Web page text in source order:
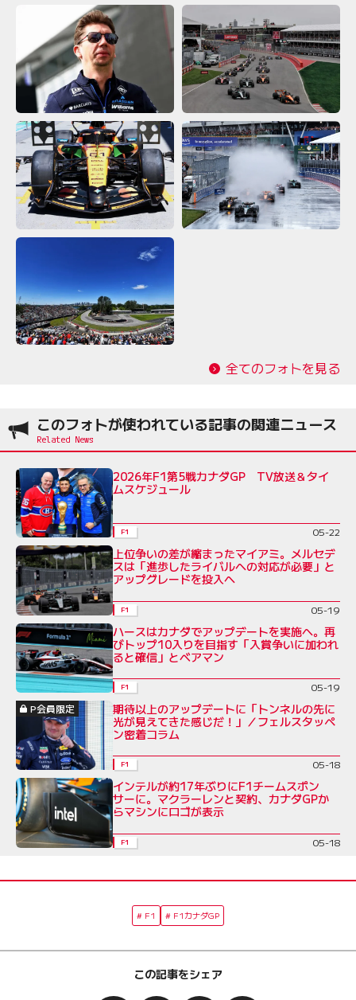
全てのフォトを見る
このフォトが使われている記事の関連ニュース
2026年F1第5戦カナダGP TV放送＆タイ
ムスケジュール
F1 05-22
上位争いの差が縮まったマイアミ。メルセデ
スは「進歩したライバルへの対応が必要」と
アップグレードを投入へ
F1 05-19
ハースはカナダでアップデートを実施へ。再
びトップ10入りを目指す「入賞争いに加われ
ると確信」とベアマン
F1
05-19
P会員限定
期待以上のアップデートに「トンネルの先に
光が見えてきた感じだ！」／フェルスタッペ
ン密着コラム
F1 05-18
インテルが約17年ぶりにF1チームスポン
サーに。マクラーレンと契約、カナダGPか
らマシンにロゴが表示
F1 05-18
F1 F1カナダGP
この記事をシェア